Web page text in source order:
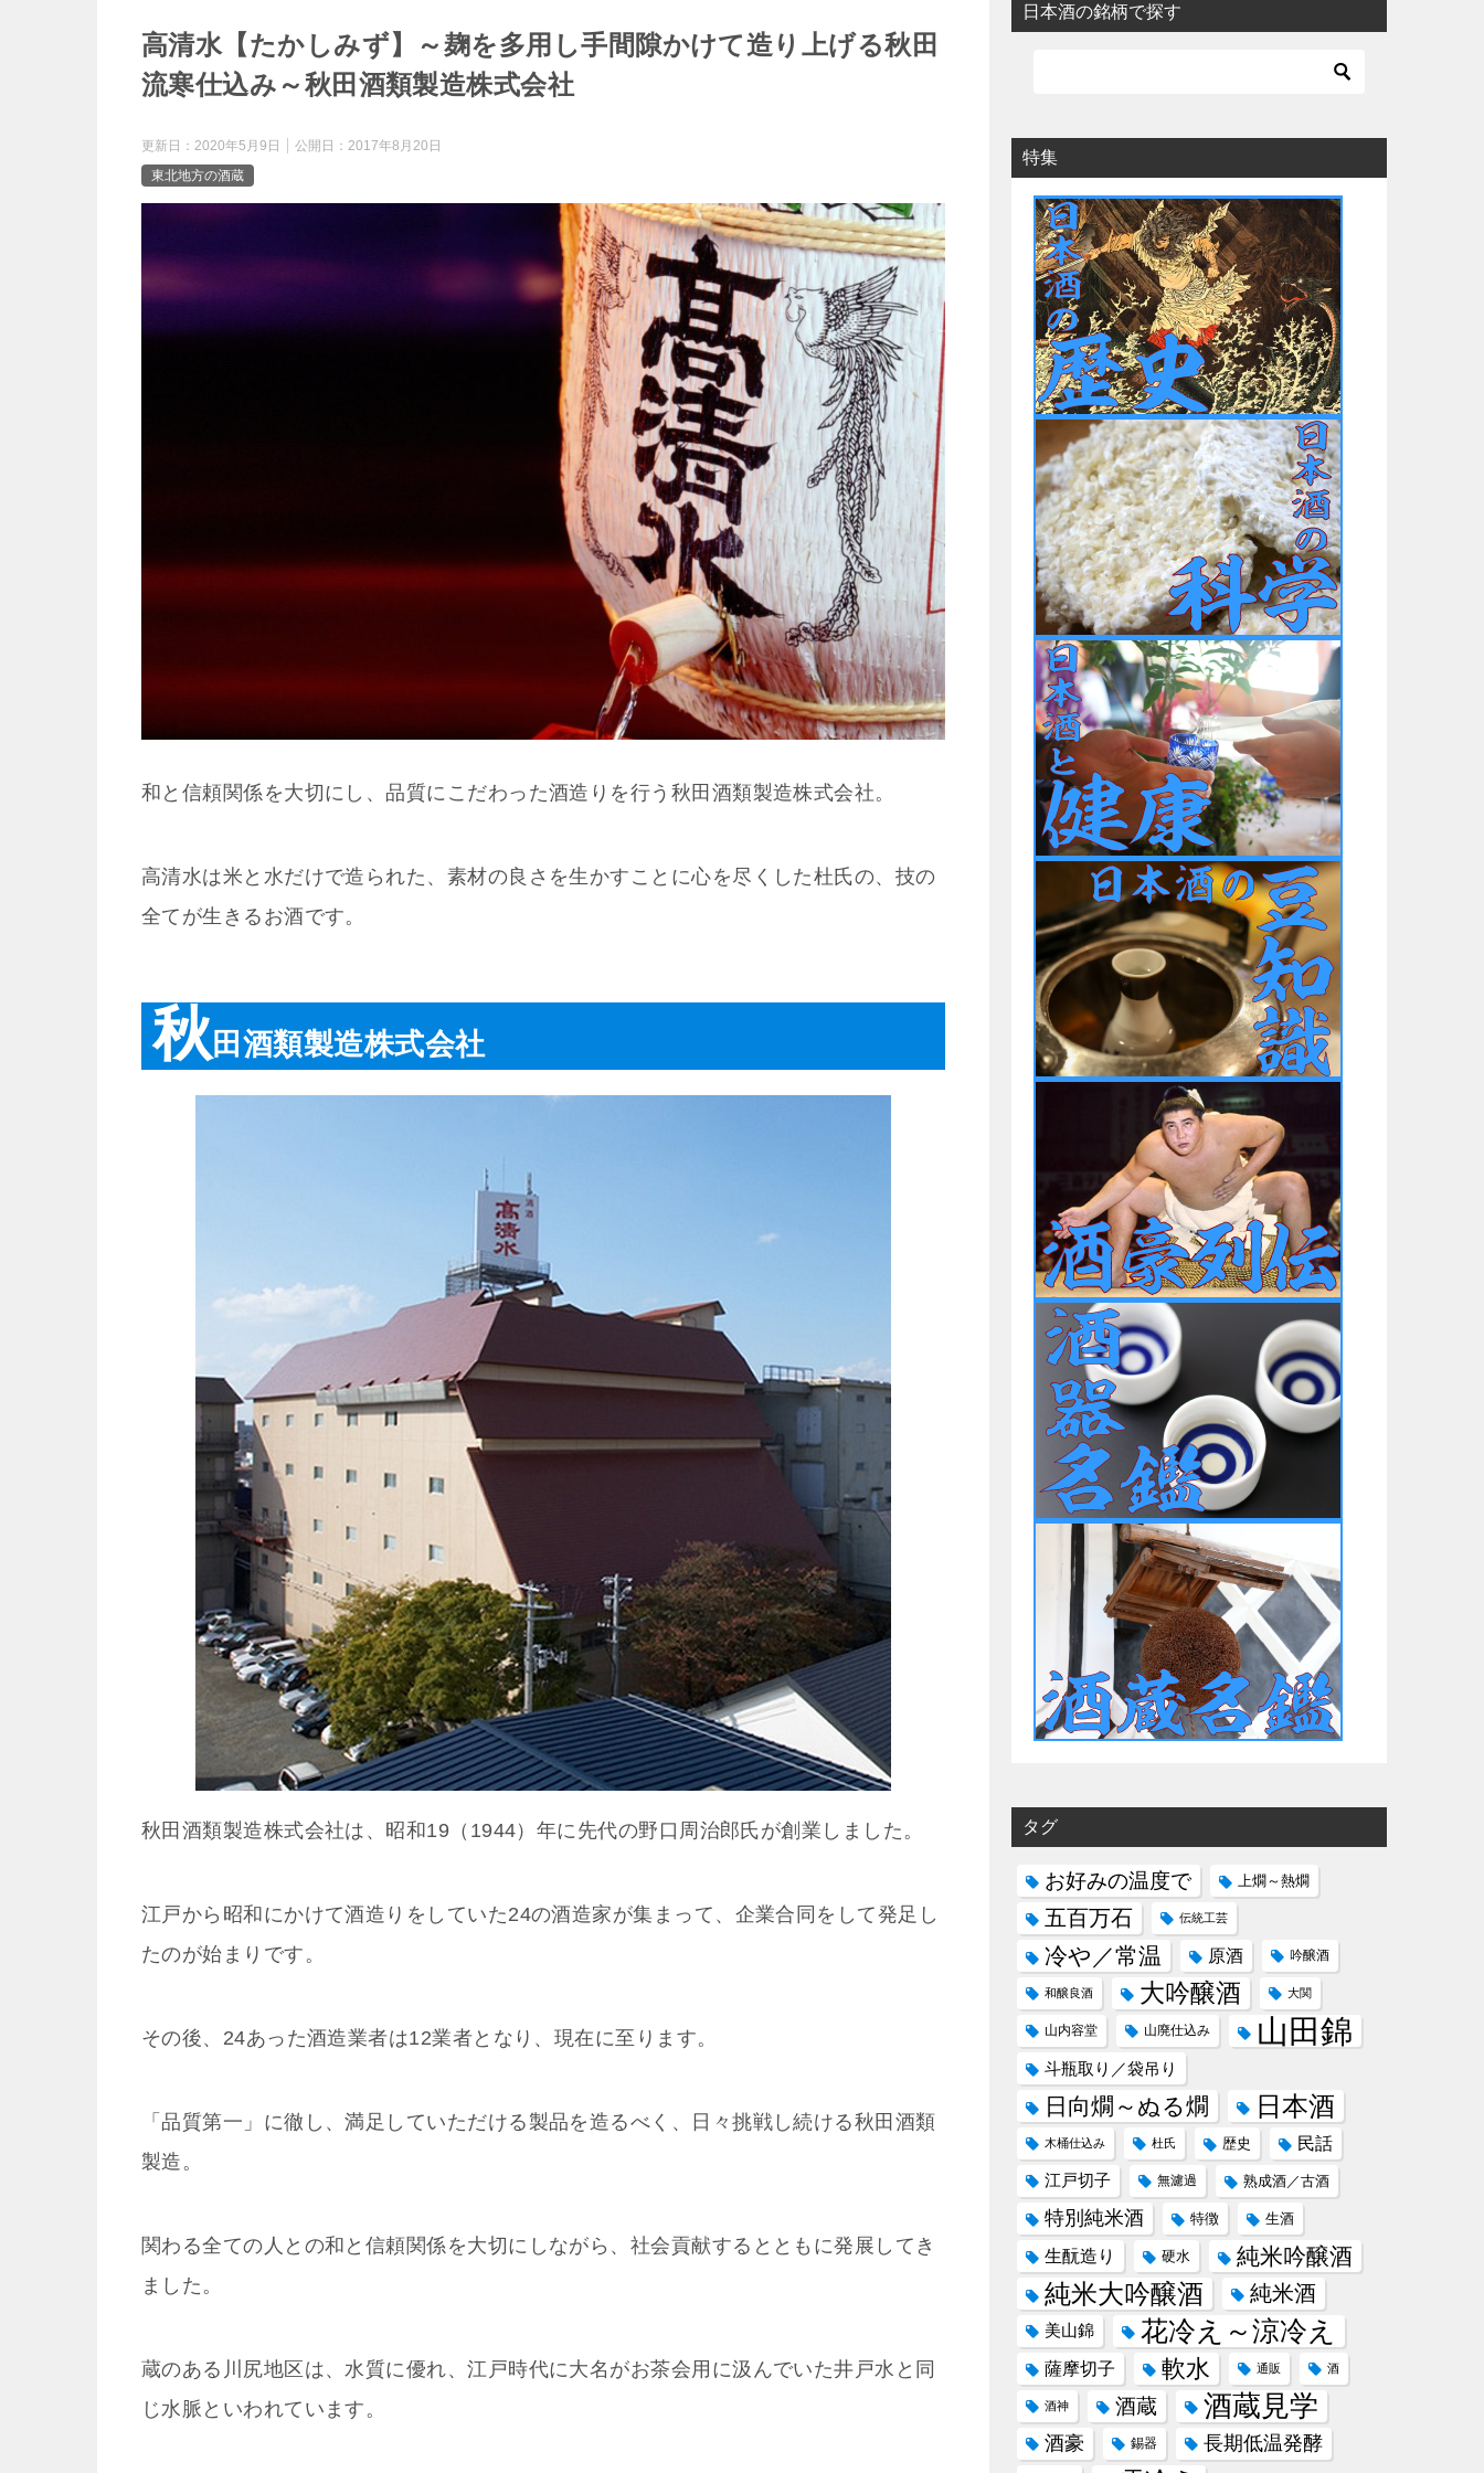
高清水【たかしみず】～麹を多用し手間隙かけて造り上げる秋田
流寒仕込み～秋田酒類製造株式会社
更新日： 2020年5月9日 公開日： 2017年8月20日
東北地方の酒蔵
和と信頼関係を大切にし、品質にこだわった酒造りを行う秋田酒類製造株式会社。
高清水は米と水だけで造られた、素材の良さを生かすことに心を尽くした杜氏の、技の
全てが生きるお酒です。
秋 田酒類製造株式会社
秋田酒類製造株式会社は、昭和19（1944）年に先代の野口周治郎氏が創業しました。
江戸から昭和にかけて酒造りをしていた24の酒造家が集まって、企業合同をして発足し
たのが始まりです。
その後、24あった酒造業者は12業者となり、現在に至ります。
「品質第一」に徹し、満足していただける製品を造るべく、日々挑戦し続ける秋田酒類
製造。
関わる全ての人との和と信頼関係を大切にしながら、社会貢献するとともに発展してき
ました。
蔵のある川尻地区は、水質に優れ、江戸時代に大名がお茶会用に汲んでいた井戸水と同
じ水脈といわれています。
日本酒の銘柄で探す
特集
タグ
お好みの温度で 上燗～熱燗
五百万石 伝統工芸
冷や／常温 原酒 吟醸酒
和醸良酒 大吟醸酒 大関
山内容堂 山廃仕込み 山田錦
斗瓶取り／袋吊り
日向燗～ぬる燗 日本酒
木桶仕込み 杜氏 歴史 民話
江戸切子 無濾過 熟成酒／古酒
特別純米酒 特徴 生酒
生酛造り 硬水 純米吟醸酒
純米大吟醸酒 純米酒
美山錦 花冷え～涼冷え
薩摩切子 軟水 通販 酒
酒神 酒蔵 酒蔵見学
酒豪 錫器 長期低温発酵